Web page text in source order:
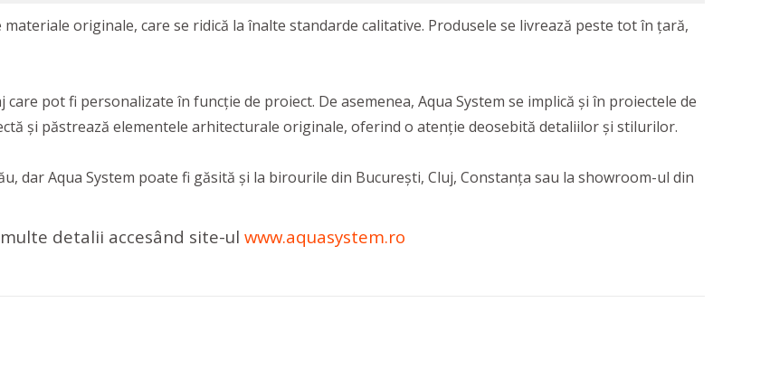
originale, care se ridică la înalte standarde calitative. Produsele se livrează peste tot în țară,
pot fi personalizate în funcţie de proiect. De asemenea, Aqua System se implică și în proiectele de
şi păstrează elementele arhitecturale originale, oferind o atenție deosebită detaliilor și stilurilor.
dar Aqua System poate fi găsită şi la birourile din Bucureşti, Cluj, Constanţa sau la showroom-ul din
detalii accesând site-ul www.aquasystem.ro